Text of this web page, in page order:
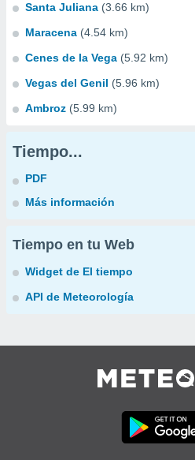
Santa Juliana (3.66 km)
Maracena (4.54 km)
Cenes de la Vega (5.92 km)
Vegas del Genil (5.96 km)
Ambroz (5.99 km)
Tiempo...
PDF
Más información
Tiempo en tu Web
Widget de El tiempo
API de Meteorología